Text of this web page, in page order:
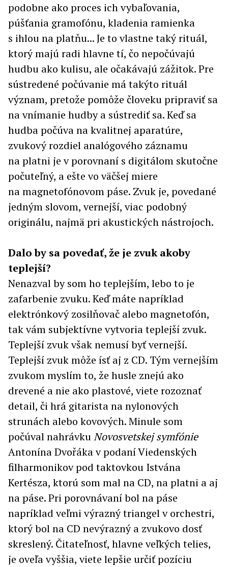
podobne ako proces ich vybaľovania,
púšťania gramofónu, kladenia ramienka
s ihlou na platňu... Je to vlastne taký rituál,
ktorý majú radi hlavne tí, čo nepočúvajú
hudbu ako kulisu, ale očakávajú zážitok. Pre
sústredené počúvanie má takýto rituál
význam, pretože pomôže človeku pripraviť sa
na vnímanie hudby a sústrediť sa. Keď sa
hudba počúva na kvalitnej aparatúre,
zvukový rozdiel analógového záznamu
na platni je v porovnaní s digitálom skutočne
počuteľný, a ešte vo väčšej miere
na magnetofónovom páse. Zvuk je, povedané
jedným slovom, vernejší, viac podobný
originálu, najmä pri akustických nástrojoch.
Dalo by sa povedať, že je zvuk akoby
teplejší?
Nenazval by som ho teplejším, lebo to je
zafarbenie zvuku. Keď máte napríklad
elektrónkový zosilňovač alebo magnetofón,
tak vám subjektívne vytvoria teplejší zvuk.
Teplejší zvuk však nemusí byť vernejší.
Teplejší zvuk môže ísť aj z CD. Tým vernejším
zvukom myslím to, že husle znejú ako
drevené a nie ako plastové, viete rozoznať
detail, či hrá gitarista na nylonových
strunách alebo kovových. Minule som
počúval nahrávkuNovosvetskej symfónie
Antonína Dvořáka v podaní Viedenských
filharmonikov pod taktovkou Istvána
Kertésza, ktorú som mal na CD, na platni a aj
na páse. Pri porovnávaní bol na páse
napríklad veľmi výrazný triangel v orchestri,
ktorý bol na CD nevýrazný a zvukovo dosť
skreslený. Čitateľnosť, hlavne veľkých telies,
je oveľa vyššia, viete lepšie určiť pozíciu